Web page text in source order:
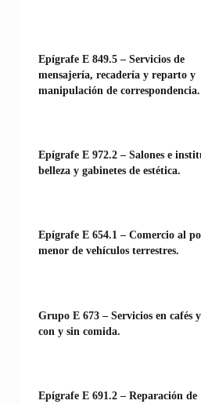
Epígrafe E 849.5 – Servicios de
mensajería, recadería y reparto y
manipulación de correspondencia.
Epígrafe E 972.2 – Salones e
belleza y gabinetes de estética.
Epígrafe E 654.1 – Comercio al
menor de vehículos terrestres.
Grupo E 673 – Servicios en cafés
con y sin comida.
Epígrafe E 691.2 – Reparación de